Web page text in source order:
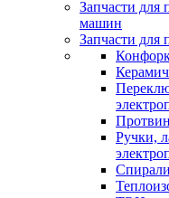
Запчасти
машин
Запчасти для
Ручки,